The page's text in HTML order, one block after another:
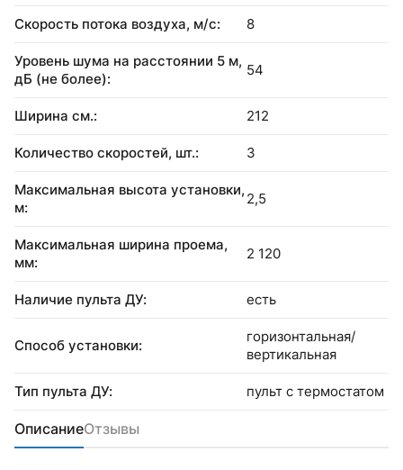
Скорость потока воздуха, м/с: 8
Уровень шума на расстоянии 5 м,
дБ (не более):
54
Ширина см.: 212
Количество скоростей, шт.: 3
Максимальная высота установки,
м:
2,5
Максимальная ширина проема,
мм:
2 120
Наличие пульта ДУ: есть
Способ установки:
горизонтальная/
вертикальная
Тип пульта ДУ: пульт с термостатом
ОписаниеОтзывы